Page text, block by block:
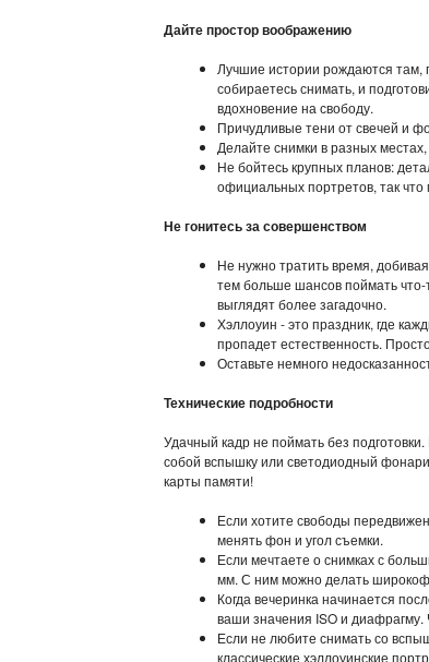
Дайте простор воображению
Лучшие истории рождаются там,
собираетесь снимать, и
вдохновение на свободу.
Причудливые тени от свечей и
Делайте снимки в разных
Не бойтесь крупных планов:
официальных портретов, так что
Не гонитесь за совершенством
Не нужно тратить время,
тем больше шансов поймать
выглядят более загадочно.
Хэллоуин - это праздник, где
пропадет естественность.
Оставьте немного
Технические подробности
Удачный кадр не поймать без
собой вспышку или светодиодный
карты памяти!
Если хотите свободы
менять фон и угол съемки.
Если мечтаете о снимках с
мм. С ним можно делать
Когда вечеринка начинается
ваши значения ISO и
Если не любите снимать со
классические хэллоуинские